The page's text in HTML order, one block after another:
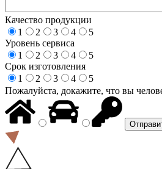
Качество продукции
1
2 3 4
5
Уровень сервиса
1
2 3 4
5
Срок изготовления
1
2 3 4
5
Пожалуйста, докажите, что вы